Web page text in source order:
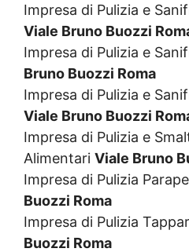
Impresa di Pulizia e
Viale Bruno Buozzi
Impresa di Pulizia e
Bruno Buozzi Roma
Impresa di Pulizia e
Viale Bruno Buozzi
Impresa di Pulizia e
Alimentari Viale Bruno
Impresa di Pulizia
Buozzi Roma
Impresa di Pulizia
Buozzi Roma